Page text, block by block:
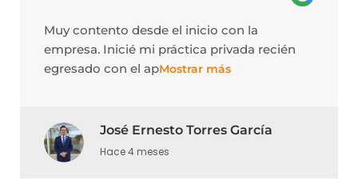
Muy contento desde el inicio con la
empresa. Inicié mi práctica privada recién
egresado con el apMostrar más
José Ernesto Torres García
Hace 4 meses